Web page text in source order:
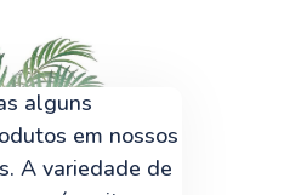
alguns
em nossos
A variedade de